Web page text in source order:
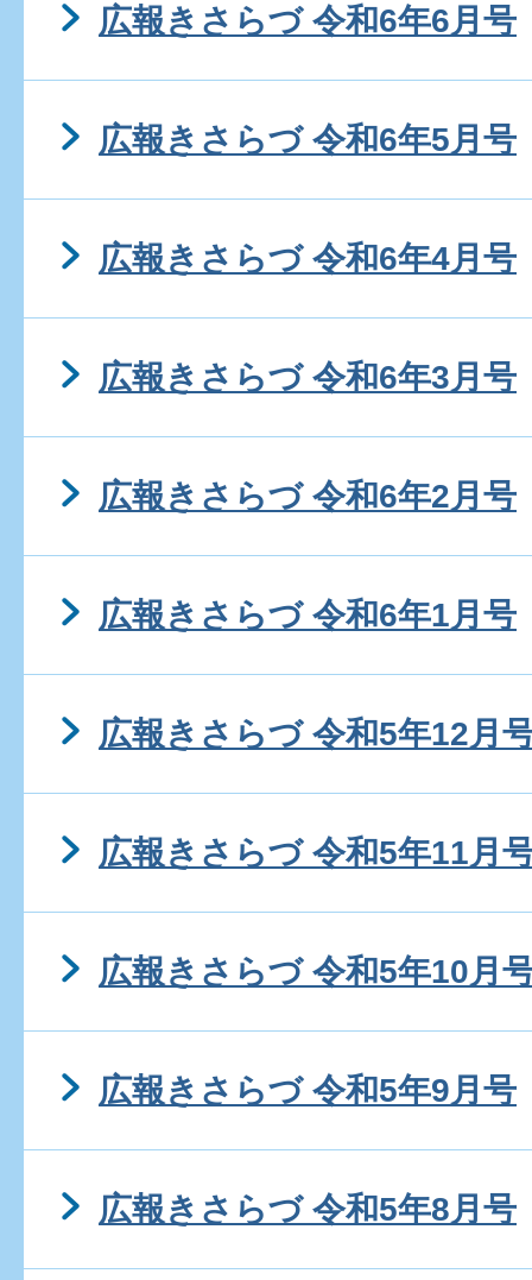
広報きさらづ 令和6年6月号
広報きさらづ 令和6年5月号
広報きさらづ 令和6年4月号
広報きさらづ 令和6年3月号
広報きさらづ 令和6年2月号
広報きさらづ 令和6年1月号
広報きさらづ 令和5年12月
広報きさらづ 令和5年11月
広報きさらづ 令和5年10月
広報きさらづ 令和5年9月号
広報きさらづ 令和5年8月号